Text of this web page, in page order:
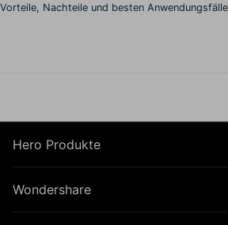
Vorteile, Nachteile und besten
Hero Produkte
Wondershare